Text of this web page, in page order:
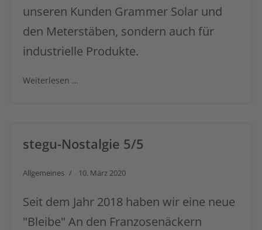
powered by Usercentrics Consent
Management Platform
eRecht24
unseren Kunden Grammer Solar und
den Meterstäben, sondern auch für
industrielle Produkte.
Weiterlesen …
stegu-Nostalgie 5/5
Allgemeines 10. März 2020
Seit dem Jahr 2018 haben wir eine neue
"Bleibe" An den Franzosenäckern